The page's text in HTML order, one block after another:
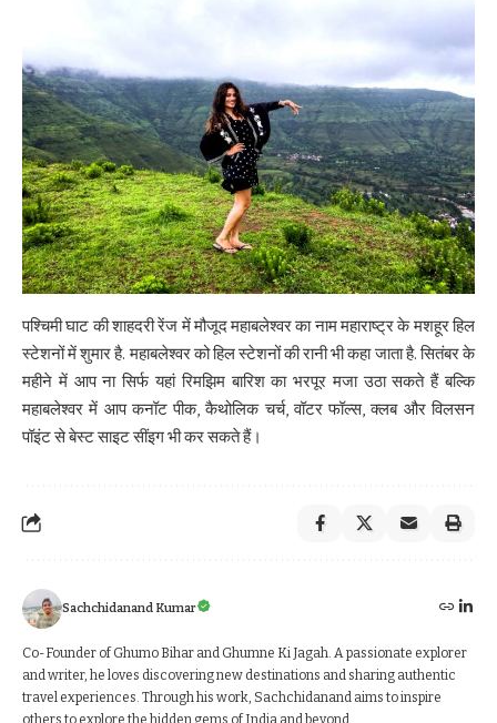
पश्चिमी घाट की शाहदरी रेंज में मौजूद महाबलेश्वर का नाम महाराष्ट्र के मशहूर हिल
स्टेशनों में शुमार है. महाबलेश्वर को हिल स्टेशनों की रानी भी कहा जाता है. सितंबर के
महीने में आप ना सिर्फ यहां रिमझिम बारिश का भरपूर मजा उठा सकते हैं बल्कि
महाबलेश्वर में आप कनॉट पीक, कैथोलिक चर्च, वॉटर फॉल्स, क्लब और विलसन
पॉइंट से बेस्ट साइट सींइग भी कर सकते हैं।
Sachchidanand Kumar
Co-Founder of Ghumo Bihar and Ghumne Ki Jagah. A passionate explorer
and writer, he loves discovering new destinations and sharing authentic
travel experiences. Through his work, Sachchidanand aims to inspire
others to explore the hidden gems of India and beyond.